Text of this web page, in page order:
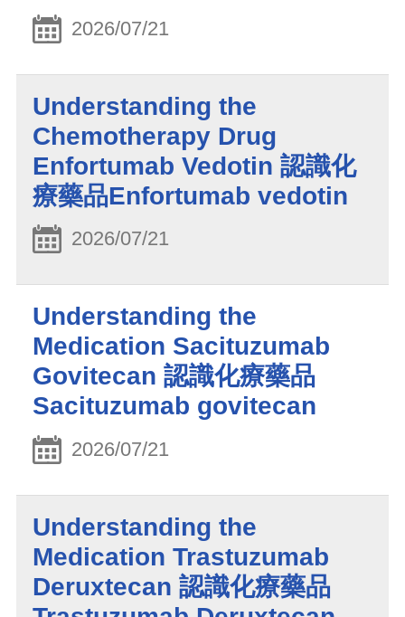
2026/07/21
Understanding the
Chemotherapy Drug
Enfortumab Vedotin 認識化
療藥品Enfortumab vedotin
2026/07/21
Understanding the
Medication Sacituzumab
Govitecan 認識化療藥品
Sacituzumab govitecan
2026/07/21
Understanding the
Medication Trastuzumab
Deruxtecan 認識化療藥品